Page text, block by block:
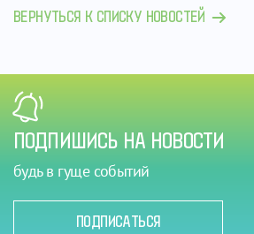
ВЕРНУТЬСЯ К СПИСКУ НОВОСТЕЙ
ПОДПИШИСЬ НА НОВОСТИ
будь в гуще событий
ПОДПИСАТЬСЯ